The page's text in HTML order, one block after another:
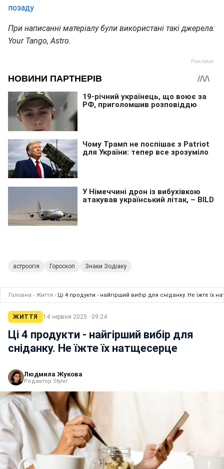
позаду
При написанні матеріалу були використані такі джерела:
Your Tango, Astro.
астроогія Гороскоп Знаки Зодіаку
Головна › Життя › Ці 4 продукти - найгірший вибір для сніданку. Не їжте їх
ЖИТТЯ 14 червня 2025 · 09:24
Ці 4 продукти - найгірший вибір для
сніданку. Не їжте їх натщесерце
Людмила Жукова
Редактор Styler